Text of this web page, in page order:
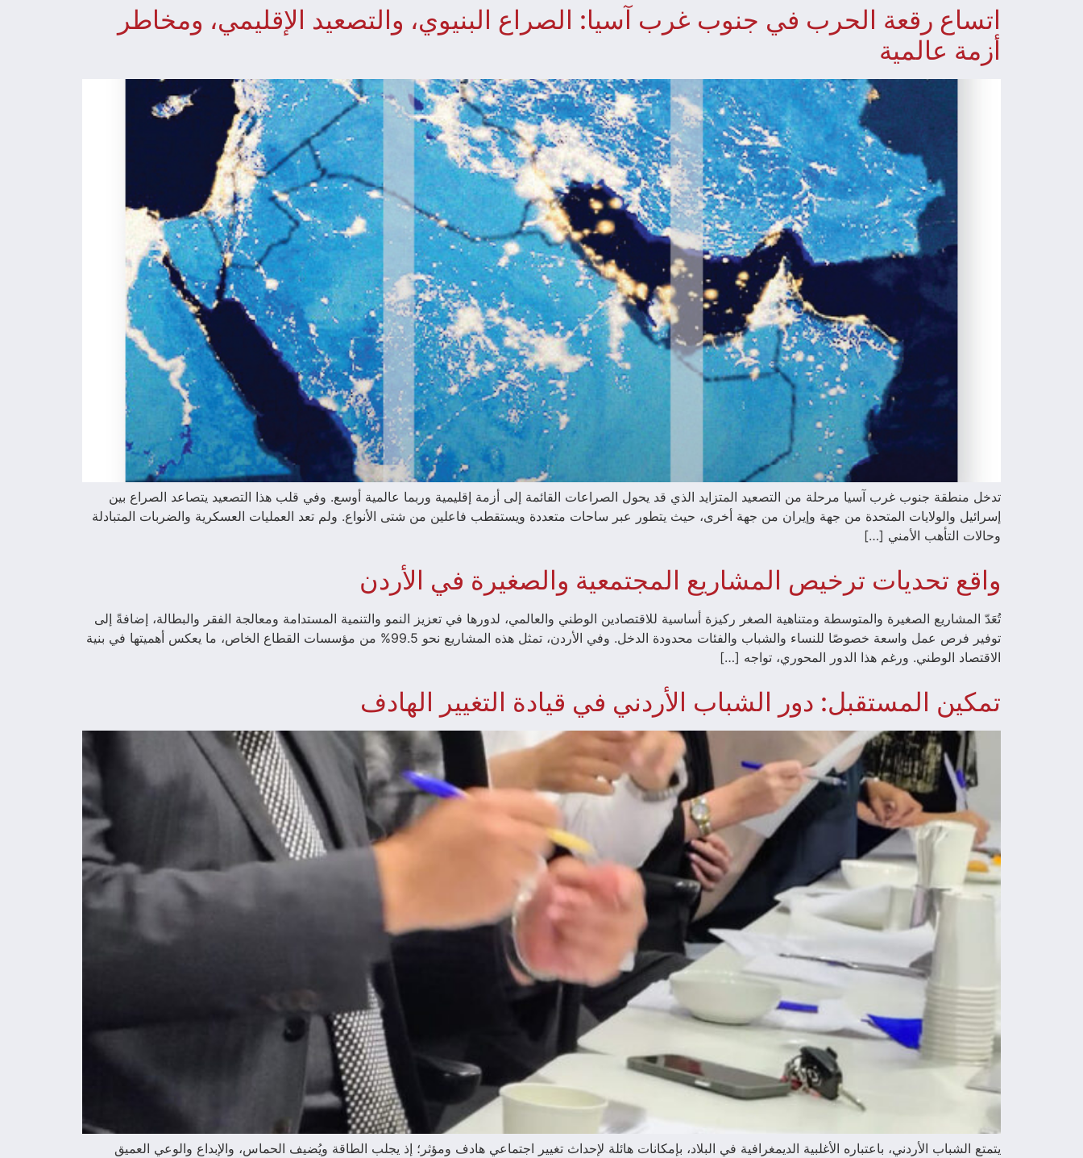
اتساع رقعة الحرب في جنوب غرب آسيا: الصراع البنيوي، والتصعيد الإقليمي، ومخاطر
أزمة عالمية
تدخل منطقة جنوب غرب آسيا مرحلة من التصعيد المتزايد الذي قد يحول الصراعات القائمة إلى أزمة إقليمية وربما عالمية أوسع. وفي قلب هذا التصعيد يتصاعد الصراع بين
إسرائيل والولايات المتحدة من جهة وإيران من جهة أخرى، حيث يتطور عبر ساحات متعددة ويستقطب فاعلين من شتى الأنواع. ولم تعد العمليات العسكرية والضربات المتبادلة
وحالات التأهب الأمني […]
واقع تحديات ترخيص المشاريع المجتمعية والصغيرة في الأردن
تُعَدّ المشاريع الصغيرة والمتوسطة ومتناهية الصغر ركيزة أساسية للاقتصادين الوطني والعالمي، لدورها في تعزيز النمو والتنمية المستدامة ومعالجة الفقر والبطالة، إضافةً إلى
توفير فرص عمل واسعة خصوصًا للنساء والشباب والفئات محدودة الدخل. وفي الأردن، تمثل هذه المشاريع نحو 99.5% من مؤسسات القطاع الخاص، ما يعكس أهميتها في بنية
الاقتصاد الوطني. ورغم هذا الدور المحوري، تواجه […]
تمكين المستقبل: دور الشباب الأردني في قيادة التغيير الهادف
يتمتع الشباب الأردني، باعتباره الأغلبية الديمغرافية في البلاد، بإمكانات هائلة لإحداث تغيير اجتماعي هادف ومؤثر؛ إذ يجلب الطاقة ويُضيف الحماس، والإبداع والوعي العميق